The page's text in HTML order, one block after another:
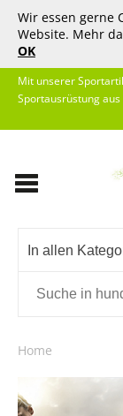
Wir essen gerne
Website. Mehr
OK
Mit unserer
Sportausrüstung
In allen
Home